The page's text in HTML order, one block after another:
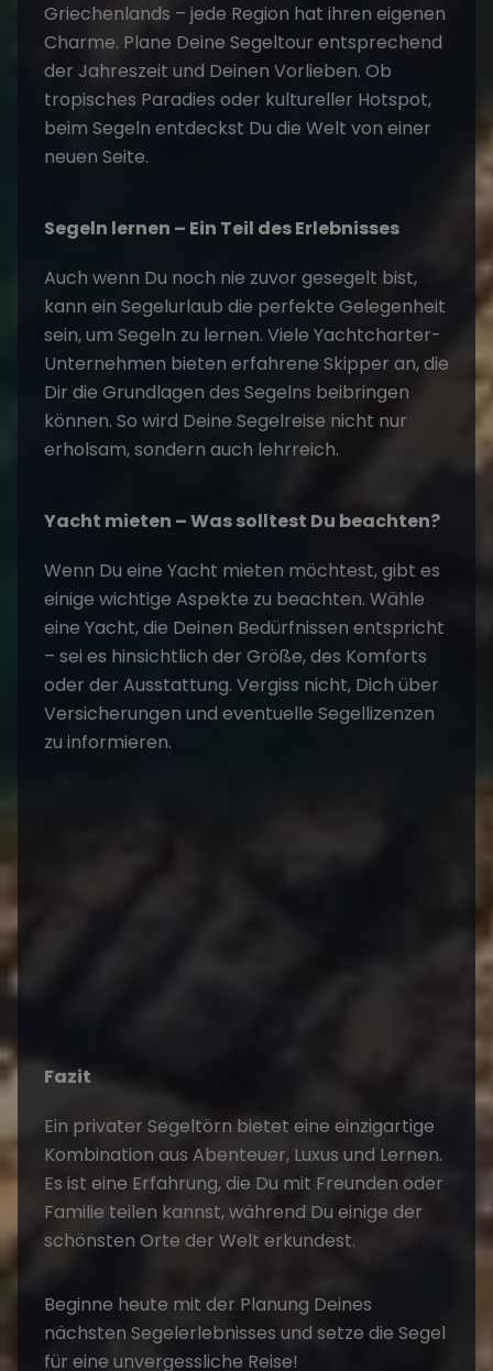
Griechenlands – jede Region hat ihren eigenen
Charme. Plane Deine Segeltour entsprechend
der Jahreszeit und Deinen Vorlieben. Ob
tropisches Paradies oder kultureller Hotspot,
beim Segeln entdeckst Du die Welt von einer
neuen Seite.
Segeln lernen – Ein Teil des Erlebnisses
Auch wenn Du noch nie zuvor gesegelt bist,
kann ein Segelurlaub die perfekte Gelegenheit
sein, um Segeln zu lernen. Viele Yachtcharter-
Unternehmen bieten erfahrene Skipper an, die
Dir die Grundlagen des Segelns beibringen
können. So wird Deine Segelreise nicht nur
erholsam, sondern auch lehrreich.
Yacht mieten – Was solltest Du beachten?
Wenn Du eine Yacht mieten möchtest, gibt es
einige wichtige Aspekte zu beachten. Wähle
eine Yacht, die Deinen Bedürfnissen entspricht
– sei es hinsichtlich der Größe, des Komforts
oder der Ausstattung. Vergiss nicht, Dich über
Versicherungen und eventuelle Segellizenzen
zu informieren.
Fazit
Ein privater Segeltörn bietet eine einzigartige
Kombination aus Abenteuer, Luxus und Lernen.
Es ist eine Erfahrung, die Du mit Freunden oder
Familie teilen kannst, während Du einige der
schönsten Orte der Welt erkundest.
Beginne heute mit der Planung Deines
nächsten Segelerlebnisses und setze die Segel
für eine unvergessliche Reise!